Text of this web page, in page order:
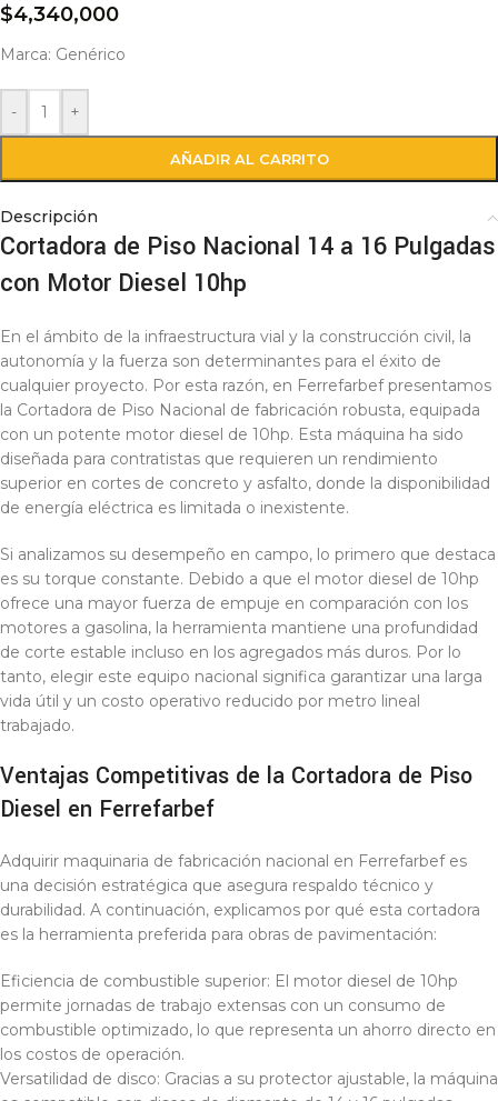
$4,340,000
Marca: Genérico
- +
AÑADIR AL CARRITO
Descripción
Cortadora de Piso Nacional 14 a 16 Pulgadas
con Motor Diesel 10hp
En el ámbito de la infraestructura vial y la construcción civil, la
autonomía y la fuerza son determinantes para el éxito de
cualquier proyecto. Por esta razón, en Ferrefarbef presentamos
la Cortadora de Piso Nacional de fabricación robusta, equipada
con un potente motor diesel de 10hp. Esta máquina ha sido
diseñada para contratistas que requieren un rendimiento
superior en cortes de concreto y asfalto, donde la disponibilidad
de energía eléctrica es limitada o inexistente.
Si analizamos su desempeño en campo, lo primero que destaca
es su torque constante. Debido a que el motor diesel de 10hp
ofrece una mayor fuerza de empuje en comparación con los
motores a gasolina, la herramienta mantiene una profundidad
de corte estable incluso en los agregados más duros. Por lo
tanto, elegir este equipo nacional significa garantizar una larga
vida útil y un costo operativo reducido por metro lineal
trabajado.
Ventajas Competitivas de la Cortadora de Piso
Diesel en Ferrefarbef
Adquirir maquinaria de fabricación nacional en Ferrefarbef es
una decisión estratégica que asegura respaldo técnico y
durabilidad. A continuación, explicamos por qué esta cortadora
es la herramienta preferida para obras de pavimentación:
Eficiencia de combustible superior: El motor diesel de 10hp
permite jornadas de trabajo extensas con un consumo de
combustible optimizado, lo que representa un ahorro directo en
los costos de operación.
Versatilidad de disco: Gracias a su protector ajustable, la máquina